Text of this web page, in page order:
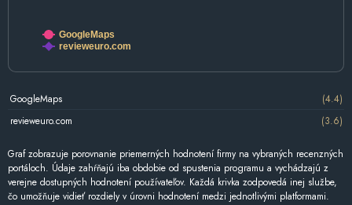
GoogleMaps
revieweuro.com
GoogleMaps
(4.4)
revieweuro.com
(3.6)
Graf zobrazuje porovnanie priemerných hodnotení firmy na vybraných recenzných
portáloch. Údaje zahŕňajú iba obdobie od spustenia programu a vychádzajú z
verejne dostupných hodnotení používateľov. Každá krivka zodpovedá inej službe,
čo umožňuje vidieť rozdiely v úrovni hodnotení medzi jednotlivými platformami.